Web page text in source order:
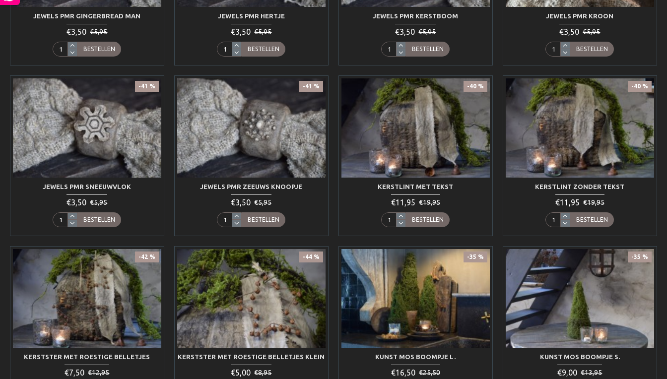
JEWELS PMR GINGERBREAD MAN
€3,50 €5,95
BESTELLEN
JEWELS PMR HERTJE
€3,50 €5,95
BESTELLEN
JEWELS PMR KERSTBOOM
€3,50 €5,95
BESTELLEN
JEWELS PMR KROON
€3,50 €5,95
BESTELLEN
-41 %
JEWELS PMR SNEEUWVLOK
€3,50 €5,95
BESTELLEN
-41 %
JEWELS PMR ZEEUWS KNOOPJE
€3,50 €5,95
BESTELLEN
-40 %
KERSTLINT MET TEKST
€11,95 €19,95
BESTELLEN
-40 %
KERSTLINT ZONDER TEKST
€11,95 €19,95
BESTELLEN
-42 %
KERSTSTER MET ROESTIGE BELLETJES
€7,50 €12,95
-44 %
KERSTSTER MET ROESTIGE BELLETJES KLEIN
€5,00 €8,95
-35 %
KUNST MOS BOOMPJE L.
€16,50 €25,50
-35 %
KUNST MOS BOOMPJE S.
€9,00 €13,95